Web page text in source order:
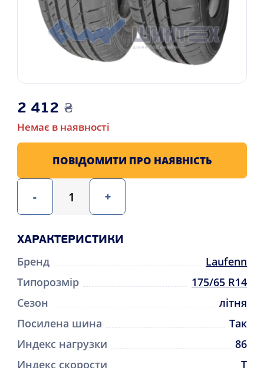
2 412 ₴
Немає в наявності
- +
ПОВІДОМИТИ ПРО НАЯВНІСТЬ
ХАРАКТЕРИСТИКИ
Бренд
Laufenn
Типорозмір
175/65 R14
Сезон
літня
Посилена шина
Так
Индекс нагрузки
86
Индекс скорости
T